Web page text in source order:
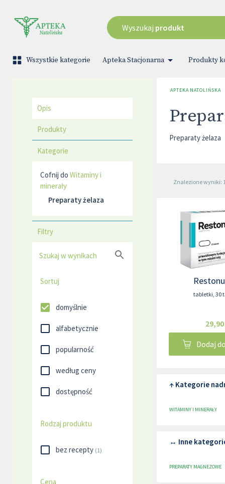
Wyszukaj produkt
Wszystkie kategorie Apteka Stacjonarna Produkty
Opis
Produkty
Kategorie
Cofnij do Witaminy i
minerały
Preparaty żelaza
Filtry
Szukaj w wynikach
Sortuj
domyślnie
alfabetycznie
popularność
według ceny
dostępność
Rodzaj produktu
bez recepty (1)
Cena
APTEKA NATOLIŃSKA
Preparaty żelaza
Znalezione wyniki:
tabletki, 30
29,90
Dodaj
↑ Kategorie
WITAMINY I MINERAŁY
↔ Inne
PREPARATY MAGNEZOWE